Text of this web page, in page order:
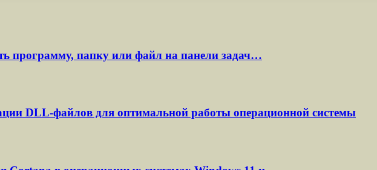
программу, папку или файл на панели задач…
DLL-файлов для оптимальной работы операционной системы